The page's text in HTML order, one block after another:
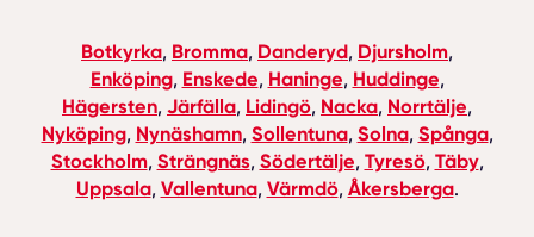
Botkyrka, Bromma, Danderyd, Djursholm,
Enköping, Enskede, Haninge, Huddinge,
Hägersten, Järfälla, Lidingö, Nacka, Norrtälje,
Nyköping, Nynäshamn, Sollentuna, Solna, Spånga,
Stockholm, Strängnäs, Södertälje, Tyresö, Täby,
Uppsala, Vallentuna, Värmdö, Åkersberga.